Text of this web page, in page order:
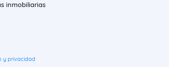
inmobiliarias
y privacidad